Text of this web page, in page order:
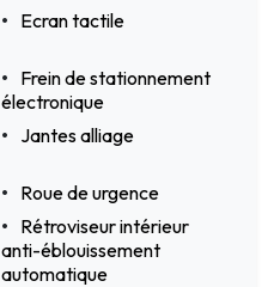
Ecran tactile
Frein de stationnement
électronique
Jantes alliage
Roue de urgence
Rétroviseur intérieur
anti-éblouissement
automatique